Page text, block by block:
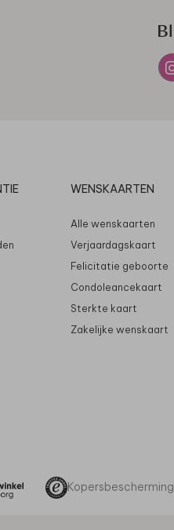
WENSKAARTEN
Alle wenskaarten
Verjaardagskaart
Felicitatie geboorte
Condoleancekaart
Sterkte kaart
Zakelijke wenskaart
Kopersbescherming